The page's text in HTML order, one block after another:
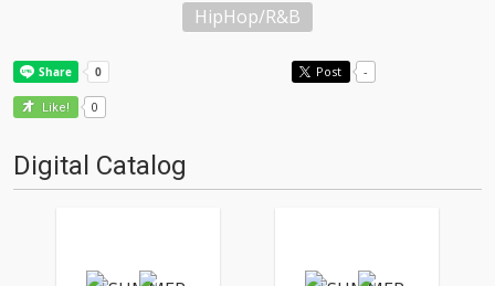
HipHop/R&B
Post -
Like! 0
Digital Catalog